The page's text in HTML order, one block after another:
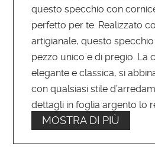
questo specchio con
perfetto per te. Realizzato
artigianale, questo
pezzo unico e di pregio. La
elegante e classica, si
con qualsiasi stile
dettagli in foglia argento lo
più prezioso e ricercato.
MOSTRA DI PIÙ